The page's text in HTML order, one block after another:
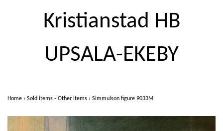
Kristianstad HB
UPSALA-EKEBY
Home › Sold items - Other items › Simmulson figure 9033M